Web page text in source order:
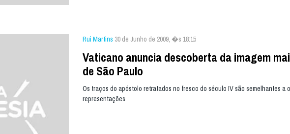
Rui Martins 30 de Junho de 2009, �s 18:15
Vaticano anuncia descoberta da imagem
de São Paulo
Os traços do apóstolo retratados no fresco do século IV são semelhantes a
representações